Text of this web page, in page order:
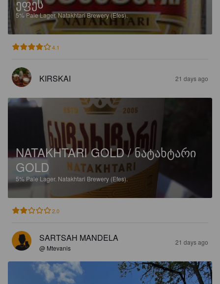
5% Pale Lager.Natakhtari Brewery (Efes).
4.1
KIRSKAI 21 days ago
NATAKHTARI GOLD / ᲜᲐᲢᲐᲮᲢᲐᲠᲘ
GOLD
5% Pale Lager. Natakhtari Brewery (Efes).
2.0
SARTSAH MANDELA
@ Mtevanis
21 days ago